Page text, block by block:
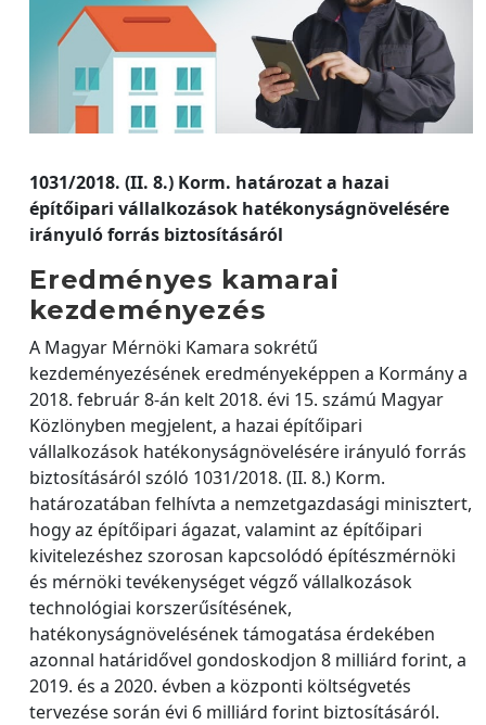
1031/2018. (II. 8.) Korm. határozat a hazai
építőipari vállalkozások hatékonyságnövelésére
irányuló forrás biztosításáról
Eredményes kamarai
kezdeményezés
A Magyar Mérnöki Kamara sokrétű
kezdeményezésének eredményeképpen a Kormány a
2018. február 8-án kelt 2018. évi 15. számú Magyar
Közlönyben megjelent, a hazai építőipari
vállalkozások hatékonyságnövelésére irányuló forrás
biztosításáról szóló 1031/2018. (II. 8.) Korm.
határozatában felhívta a nemzetgazdasági minisztert,
hogy az építőipari ágazat, valamint az építőipari
kivitelezéshez szorosan kapcsolódó építészmérnöki
és mérnöki tevékenységet végző vállalkozások
technológiai korszerűsítésének,
hatékonyságnövelésének támogatása érdekében
azonnal határidővel gondoskodjon 8 milliárd forint, a
2019. és a 2020. évben a központi költségvetés
tervezése során évi 6 milliárd forint biztosításáról.